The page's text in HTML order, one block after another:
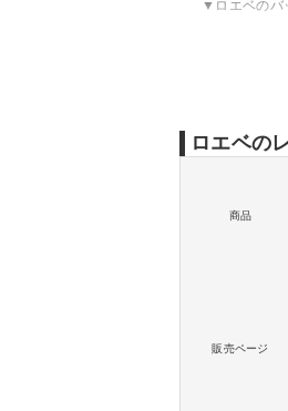
ロエベのバ
ロエベのお
ロエベの
ロエベの
ロエベの
商品
販売ページ